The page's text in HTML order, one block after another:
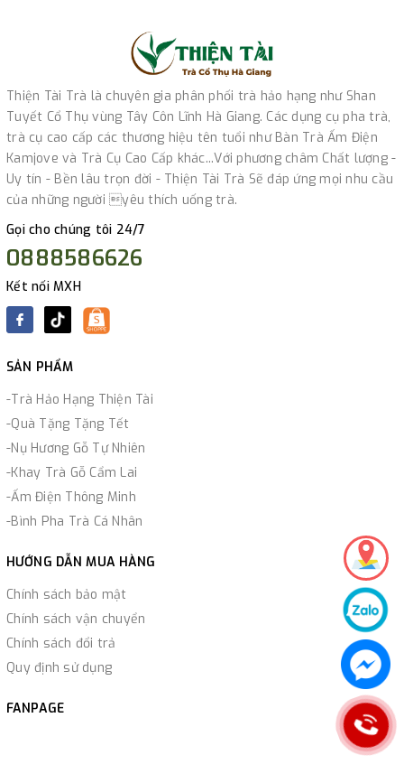
Thiện Tài Trà là chuyên gia phân phối trà hảo hạng như Shan
Tuyết Cổ Thụ vùng Tây Côn Lĩnh Hà Giang. Các dụng cụ pha trà,
trà cụ cao cấp các thương hiệu tên tuổi như Bàn Trà Ấm Điện
Kamjove và Trà Cụ Cao Cấp khác...Với phương châm Chất lượng -
Uy tín - Bền lâu trọn đời - Thiện Tài Trà Sẽ đáp ứng mọi nhu cầu
của những người yêu thích uống trà.
Gọi cho chúng tôi 24/7
0888586626
Kết nối MXH
SẢN PHẨM
-Trà Hảo Hạng Thiện Tài
-Quà Tặng Tặng Tết
-Nụ Hương Gỗ Tự Nhiên
-Khay Trà Gỗ Cẩm Lai
-Ấm Điện Thông Minh
-Bình Pha Trà Cá Nhân
HƯỚNG DẪN MUA HÀNG
Chính sách bảo mật
Chính sách vận chuyển
Chính sách đổi trả
Quy định sử dụng
FANPAGE